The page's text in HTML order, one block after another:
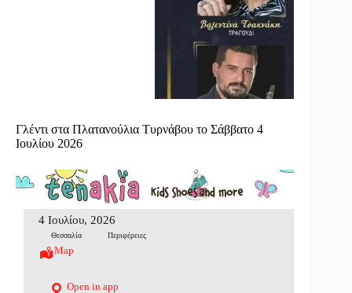
Γλέντι στα Πλατανούλια Τυρνάβου το Σάββατο 4
Ιουλίου 2026
4 Ιουλίου, 2026
Θεσσαλία Περιφέρειες
Map
Open in app